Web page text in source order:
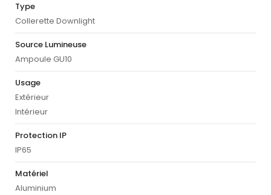
Type
Collerette Downlight
Source Lumineuse
Ampoule GU10
Usage
Extérieur
Intérieur
Protection IP
IP65
Matériel
Aluminium